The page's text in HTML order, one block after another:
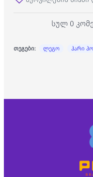
სულ 0
თეგები: ლეგო ჰარი